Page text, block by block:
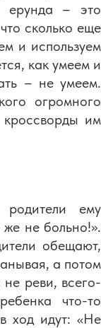
ерунда – это
сколько еще
и используем
как умеем и
– не умеем.
огромного
кроссворды им
ему
не больно!».
обещают,
а потом
реви, всего-
что-то
ход идут: «Не